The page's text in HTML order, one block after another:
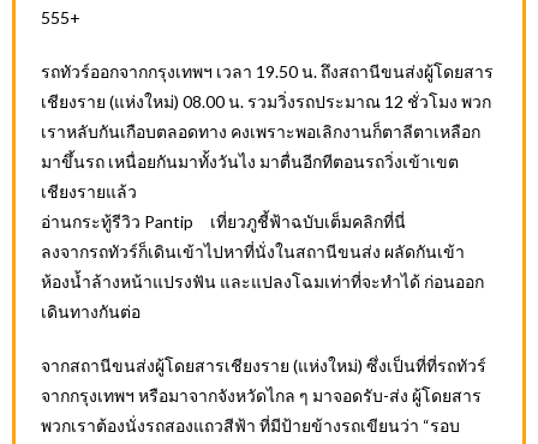
555+
รถทัวร์ออกจากกรุงเทพฯ เวลา 19.50 น. ถึงสถานีขนส่งผู้โดยสาร
เชียงราย (แห่งใหม่) 08.00 น. รวมวิ่งรถประมาณ 12 ชั่วโมง พวก
เราหลับกันเกือบตลอดทาง คงเพราะพอเลิกงานก็ตาลีตาเหลือก
มาขึ้นรถ เหนื่อยกันมาทั้งวันไง มาตื่นอีกทีตอนรถวิ่งเข้าเขต
เชียงรายแล้ว
อ่านกระทู้รีวิว Pantip เที่ยวภูชี้ฟ้าฉบับเต็มคลิกที่นี่
ลงจากรถทัวร์ก็เดินเข้าไปหาที่นั่งในสถานีขนส่ง ผลัดกันเข้า
ห้องน้ำล้างหน้าแปรงฟัน และแปลงโฉมเท่าที่จะทำได้ ก่อนออก
เดินทางกันต่อ
จากสถานีขนส่งผู้โดยสารเชียงราย (แห่งใหม่) ซึ่งเป็นที่ที่รถทัวร์
จากกรุงเทพฯ หรือมาจากจังหวัดไกล ๆ มาจอดรับ-ส่ง ผู้โดยสาร
พวกเราต้องนั่งรถสองแถวสีฟ้า ที่มีป้ายข้างรถเขียนว่า “รอบ